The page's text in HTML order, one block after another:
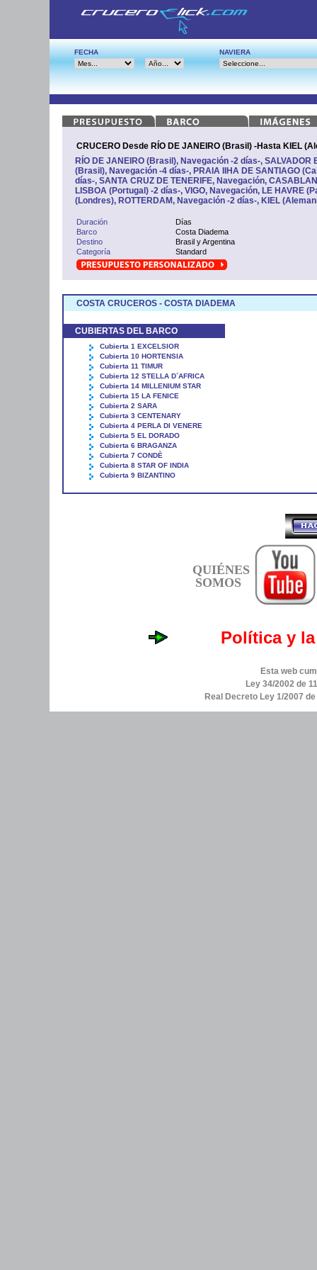
FECHA NAVIERA
CRUCERO Desde RÍO DE JANEIRO (Brasil) -Hasta KIEL
RÍO DE JANEIRO (Brasil), Navegación -2 días-, SALVADOR
(Brasil), Navegación -4 días-, PRAIA IIHA DE SANTIAGO
días-, SANTA CRUZ DE TENERIFE, Navegación,
LISBOA (Portugal) -2 días-, VIGO, Navegación, LE HAVRE
(Londres), ROTTERDAM, Navegación -2 días-, KIEL
Duración
Días
Barco
Costa Diadema
Destino
Brasil y Argentina
Categoría
Standard
COSTA CRUCEROS - COSTA DIADEMA
CUBIERTAS DEL BARCO
Cubierta 1 EXCELSIOR
Cubierta 10 HORTENSIA
Cubierta 11 TIMUR
Cubierta 12 STELLA D´AFRICA
Cubierta 14 MILLENIUM STAR
Cubierta 15 LA FENICE
Cubierta 2 SARA
Cubierta 3 CENTENARY
Cubierta 4 PERLA DI VENERE
Cubierta 5 EL DORADO
Cubierta 6 BRAGANZA
Cubierta 7 CONDÈ
Cubierta 8 STAR OF INDIA
Cubierta 9 BIZANTINO
QUIÉNES
SOMOS
Política y
Esta web
Ley 34/2002 de
Real Decreto Ley 1/2007